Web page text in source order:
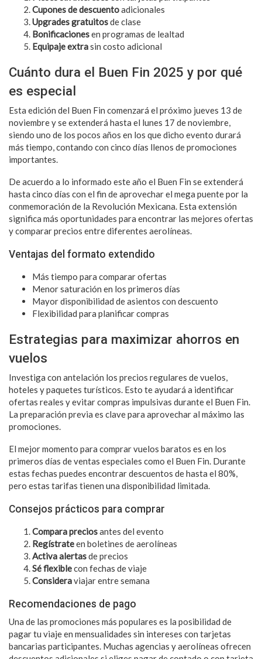
Cupones de descuentoadicionales
Upgrades gratuitosde clase
Bonificacionesen programas de lealtad
Equipaje extrasin costo adicional
Cuánto dura el Buen Fin 2025 y por qué
es especial
Esta edición del Buen Fin comenzará el próximo jueves 13 de
noviembre y se extenderá hasta el lunes 17 de noviembre,
siendo uno de los pocos años en los que dicho evento durará
más tiempo, contando con cinco días llenos de promociones
importantes.
De acuerdo a lo informado este año el Buen Fin se extenderá
hasta cinco días con el fin de aprovechar el mega puente por la
conmemoración de la Revolución Mexicana. Esta extensión
significa más oportunidades para encontrar las mejores ofertas
y comparar precios entre diferentes aerolíneas.
Ventajas del formato extendido
Más tiempo para comparar ofertas
Menor saturación en los primeros días
Mayor disponibilidad de asientos con descuento
Flexibilidad para planificar compras
Estrategias para maximizar ahorros en
vuelos
Investiga con antelación los precios regulares de vuelos,
hoteles y paquetes turísticos. Esto te ayudará a identificar
ofertas reales y evitar compras impulsivas durante el Buen Fin.
La preparación previa es clave para aprovechar al máximo las
promociones.
El mejor momento para comprar vuelos baratos es en los
primeros días de ventas especiales como el Buen Fin. Durante
estas fechas puedes encontrar descuentos de hasta el 80%,
pero estas tarifas tienen una disponibilidad limitada.
Consejos prácticos para comprar
Compara preciosantes del evento
Regístrateen boletines de aerolíneas
Activa alertasde precios
Sé flexiblecon fechas de viaje
Consideraviajar entre semana
Recomendaciones de pago
Una de las promociones más populares es la posibilidad de
pagar tu viaje en mensualidades sin intereses con tarjetas
bancarias participantes. Muchas agencias y aerolíneas ofrecen